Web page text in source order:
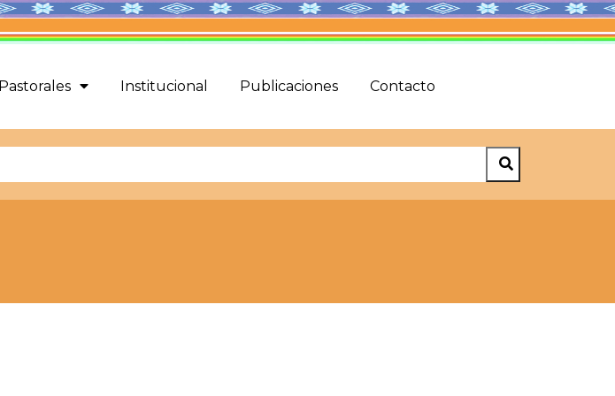
Pastorales Institucional Publicaciones Contacto